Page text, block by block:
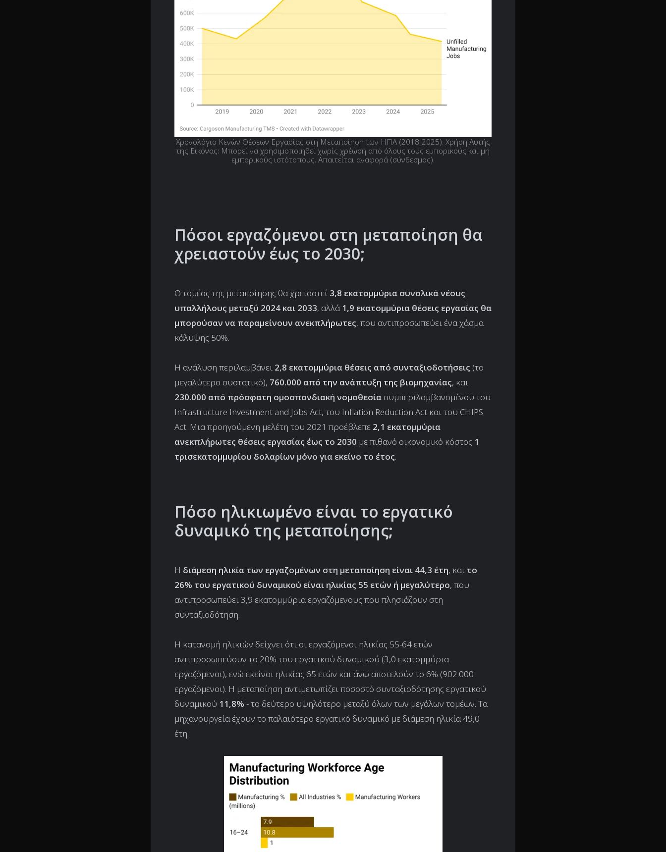
Χρονολόγιο Κενών Θέσεων Εργασίας στη Μεταποίηση των ΗΠΑ (2018-2025). Χρήση Αυτής
της Εικόνας: Μπορεί να χρησιμοποιηθεί χωρίς χρέωση από όλους τους εμπορικούς και μη
εμπορικούς ιστότοπους. Απαιτείται αναφορά (σύνδεσμος).
Πόσοι εργαζόμενοι στη μεταποίηση θα
χρειαστούν έως το 2030;
Ο τομέας της μεταποίησης θα χρειαστεί 3,8 εκατομμύρια συνολικά νέους
υπαλλήλους μεταξύ 2024 και 2033, αλλά 1,9 εκατομμύρια θέσεις εργασίας θα
μπορούσαν να παραμείνουν ανεκπλήρωτες, που αντιπροσωπεύει ένα χάσμα
κάλυψης 50%.
Η ανάλυση περιλαμβάνει 2,8 εκατομμύρια θέσεις από συνταξιοδοτήσεις (το
μεγαλύτερο συστατικό), 760.000 από την ανάπτυξη της βιομηχανίας, και
230.000 από πρόσφατη ομοσπονδιακή νομοθεσία συμπεριλαμβανομένου του
Infrastructure Investment and Jobs Act, του Inflation Reduction Act και του CHIPS
Act. Μια προηγούμενη μελέτη του 2021 προέβλεπε 2,1 εκατομμύρια
ανεκπλήρωτες θέσεις εργασίας έως το 2030 με πιθανό οικονομικό κόστος 1
τρισεκατομμυρίου δολαρίων μόνο για εκείνο το έτος.
Πόσο ηλικιωμένο είναι το εργατικό
δυναμικό της μεταποίησης;
Η διάμεση ηλικία των εργαζομένων στη μεταποίηση είναι 44,3 έτη, και το
26% του εργατικού δυναμικού είναι ηλικίας 55 ετών ή μεγαλύτερο, που
αντιπροσωπεύει 3,9 εκατομμύρια εργαζόμενους που πλησιάζουν στη
συνταξιοδότηση.
Η κατανομή ηλικιών δείχνει ότι οι εργαζόμενοι ηλικίας 55-64 ετών
αντιπροσωπεύουν το 20% του εργατικού δυναμικού (3,0 εκατομμύρια
εργαζόμενοι), ενώ εκείνοι ηλικίας 65 ετών και άνω αποτελούν το 6% (902.000
εργαζόμενοι). Η μεταποίηση αντιμετωπίζει ποσοστό συνταξιοδότησης εργατικού
δυναμικού 11,8% - το δεύτερο υψηλότερο μεταξύ όλων των μεγάλων τομέων. Τα
μηχανουργεία έχουν το παλαιότερο εργατικό δυναμικό με διάμεση ηλικία 49,0
έτη.